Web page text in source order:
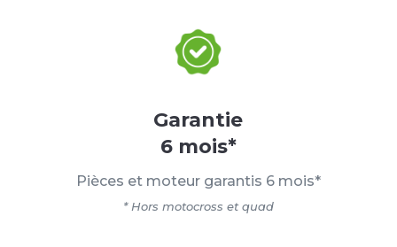
Garantie
6 mois*
Pièces et moteur garantis 6 mois*
* Hors motocross et quad